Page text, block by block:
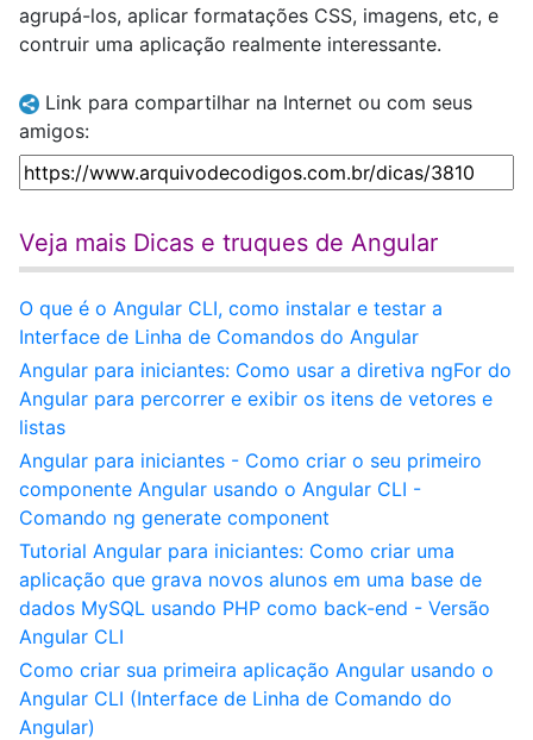
agrupá-los, aplicar formatações CSS, imagens, etc, e
contruir uma aplicação realmente interessante.
Link para compartilhar na Internet ou com seus
amigos:
Veja mais Dicas e truques de Angular
O que é o Angular CLI, como instalar e testar a
Interface de Linha de Comandos do Angular
Angular para iniciantes: Como usar a diretiva ngFor do
Angular para percorrer e exibir os itens de vetores e
listas
Angular para iniciantes - Como criar o seu primeiro
componente Angular usando o Angular CLI -
Comando ng generate component
Tutorial Angular para iniciantes: Como criar uma
aplicação que grava novos alunos em uma base de
dados MySQL usando PHP como back-end - Versão
Angular CLI
Como criar sua primeira aplicação Angular usando o
Angular CLI (Interface de Linha de Comando do
Angular)